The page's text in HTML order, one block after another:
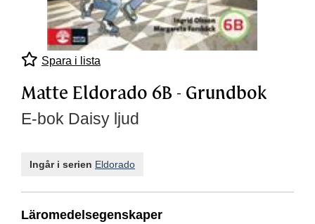
Spara i lista
Matte Eldorado 6B - Grundbok
E-bok Daisy ljud
Ingår i serien Eldorado
Läromedelsegenskaper